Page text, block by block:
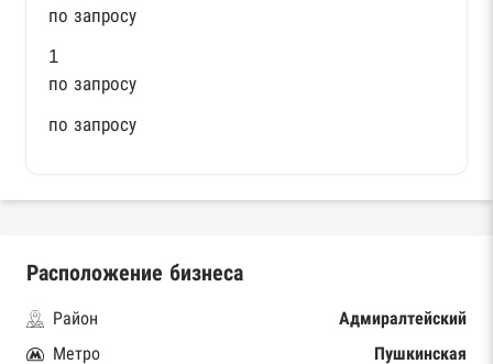
по запросу
1
по запросу
по запросу
Расположение бизнеса
Район
Адмиралтейский
Метро
Пушкинская